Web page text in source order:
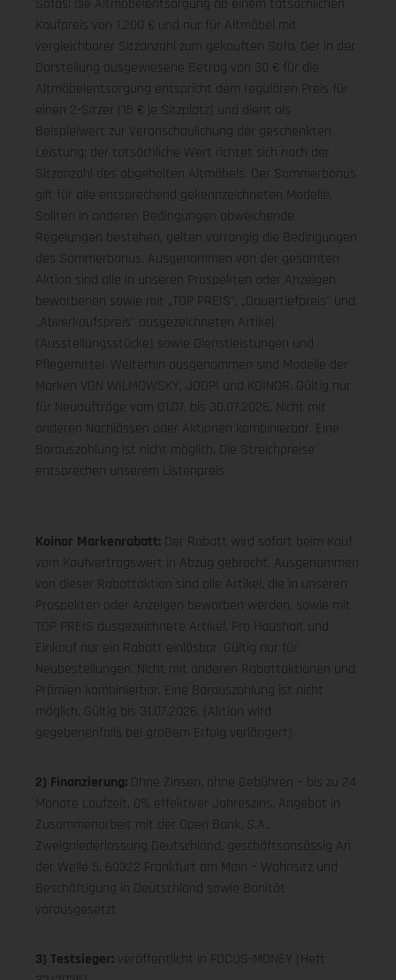
Sofas; die Altmöbelentsorgung ab einem tatsächlichen
Kaufpreis von 1.200 € und nur für Altmöbel mit
vergleichbarer Sitzanzahl zum gekauften Sofa. Der in der
Darstellung ausgewiesene Betrag von 30 € für die
Altmöbelentsorgung entspricht dem regulären Preis für
einen 2-Sitzer (15 € je Sitzplatz) und dient als
Beispielwert zur Veranschaulichung der geschenkten
Leistung; der tatsächliche Wert richtet sich nach der
Sitzanzahl des abgeholten Altmöbels. Der Sommerbonus
gilt für alle entsprechend gekennzeichneten Modelle.
Sollten in anderen Bedingungen abweichende
Regelungen bestehen, gelten vorrangig die Bedingungen
des Sommerbonus. Ausgenommen von der gesamten
Aktion sind alle in unseren Prospekten oder Anzeigen
beworbenen sowie mit „TOP PREIS", „Dauertiefpreis" und
„Abverkaufspreis" ausgezeichneten Artikel
(Ausstellungsstücke) sowie Dienstleistungen und
Pflegemittel. Weiterhin ausgenommen sind Modelle der
Marken VON WILMOWSKY, JOOP! und KOINOR. Gültig nur
für Neuaufträge vom 01.07. bis 30.07.2026. Nicht mit
anderen Nachlässen oder Aktionen kombinierbar. Eine
Barauszahlung ist nicht möglich. Die Streichpreise
entsprechen unserem Listenpreis.
Koinor Markenrabatt: Der Rabatt wird sofort beim Kauf
vom Kaufvertragswert in Abzug gebracht. Ausgenommen
von dieser Rabattaktion sind alle Artikel, die in unseren
Prospekten oder Anzeigen beworben werden, sowie mit
TOP PREIS ausgezeichnete Artikel. Pro Haushalt und
Einkauf nur ein Rabatt einlösbar. Gültig nur für
Neubestellungen. Nicht mit anderen Rabattaktionen und
Prämien kombinierbar. Eine Barauszahlung ist nicht
möglich. Gültig bis 31.07.2026. (Aktion wird
gegebenenfalls bei großem Erfolg verlängert).
2) Finanzierung: Ohne Zinsen, ohne Gebühren – bis zu 24
Monate Laufzeit, 0% effektiver Jahreszins. Angebot in
Zusammenarbeit mit der Open Bank, S.A.,
Zweigniederlassung Deutschland, geschäftsansässig An
der Welle 5, 60322 Frankfurt am Main – Wohnsitz und
Beschäftigung in Deutschland sowie Bonität
vorausgesetzt
3) Testsieger: veröffentlicht in FOCUS-MONEY (Heft